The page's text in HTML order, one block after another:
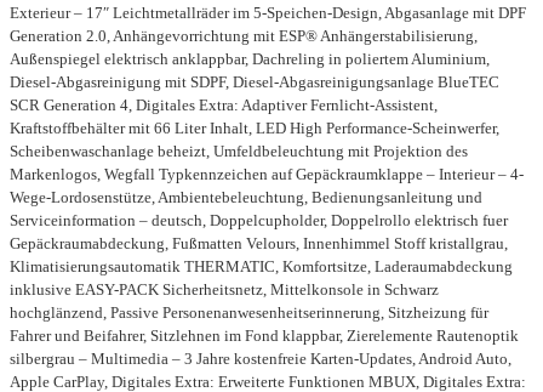
Exterieur – 17″ Leichtmetallräder im 5-Speichen-Design, Abgasanlage mit DPF
Generation 2.0, Anhängevorrichtung mit ESP® Anhängerstabilisierung,
Außenspiegel elektrisch anklappbar, Dachreling in poliertem Aluminium,
Diesel-Abgasreinigung mit SDPF, Diesel-Abgasreinigungsanlage BlueTEC
SCR Generation 4, Digitales Extra: Adaptiver Fernlicht-Assistent,
Kraftstoffbehälter mit 66 Liter Inhalt, LED High Performance-Scheinwerfer,
Scheibenwaschanlage beheizt, Umfeldbeleuchtung mit Projektion des
Markenlogos, Wegfall Typkennzeichen auf Gepäckraumklappe – Interieur – 4-
Wege-Lordosenstütze, Ambientebeleuchtung, Bedienungsanleitung und
Serviceinformation – deutsch, Doppelcupholder, Doppelrollo elektrisch fuer
Gepäckraumabdeckung, Fußmatten Velours, Innenhimmel Stoff kristallgrau,
Klimatisierungsautomatik THERMATIC, Komfortsitze, Laderaumabdeckung
inklusive EASY-PACK Sicherheitsnetz, Mittelkonsole in Schwarz
hochglänzend, Passive Personenanwesenheitserinnerung, Sitzheizung für
Fahrer und Beifahrer, Sitzlehnen im Fond klappbar, Zierelemente Rautenoptik
silbergrau – Multimedia – 3 Jahre kostenfreie Karten-Updates, Android Auto,
Apple CarPlay, Digitales Extra: Erweiterte Funktionen MBUX, Digitales Extra: